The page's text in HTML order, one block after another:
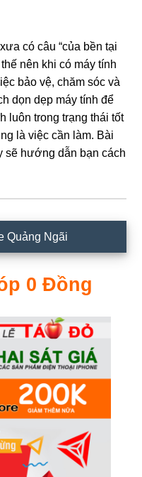
có câu “của bền tại
nên khi có máy tính
bảo vệ, chăm sóc và
dọn dẹp máy tính để
luôn trong trạng thái tốt
là việc cần làm. Bài
sẽ hướng dẫn bạn cách
Quảng Ngãi
0 Đồng